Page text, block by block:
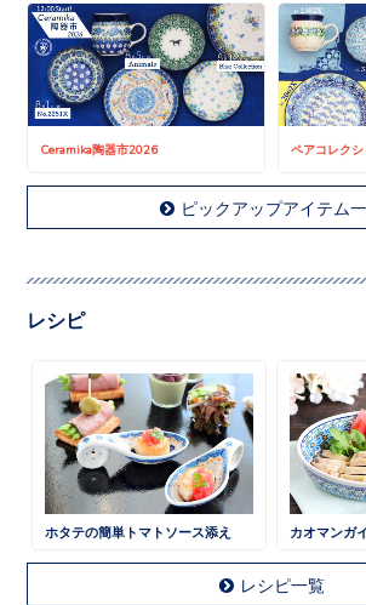
Ceramika陶器市2026 ペアコレク
ピックアップアイテム
レシピ
ホタテの簡単トマトソース添え カオマンガ
レシピ一覧